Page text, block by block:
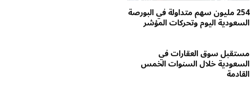
254 مليون سهم متداولة في البورصة
السعودية اليوم وتحركات المؤشر
مستقبل سوق العقارات في
السعودية خلال السنوات الخمس
القادمة